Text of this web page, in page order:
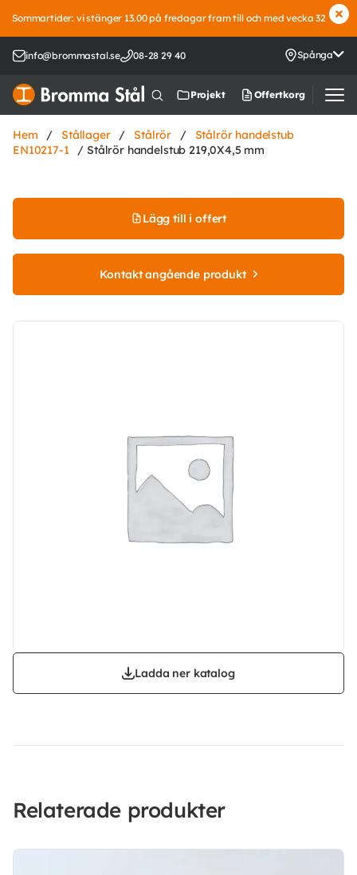
Sommartider: vi stänger 13.00 på fredagar fram till och med vecka 32
info@brommastal.se 08-28 29 40 Spånga
Projekt Offertkorg
Hem / Stållager / Stålrör /
Stålrör handelstub
EN10217-1
/ Stålrör handelstub 219,0X4,5 mm
Lägg till i offert
Kontakt angående produkt
Ladda ner katalog
Relaterade produkter